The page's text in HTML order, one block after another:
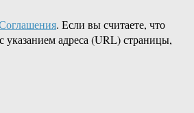
. Если вы считаете, что
с указанием адреса (URL) страницы,